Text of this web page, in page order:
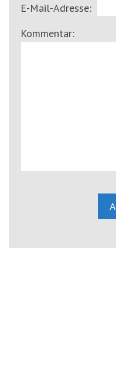
E-Mail-Adresse:
Kommentar: